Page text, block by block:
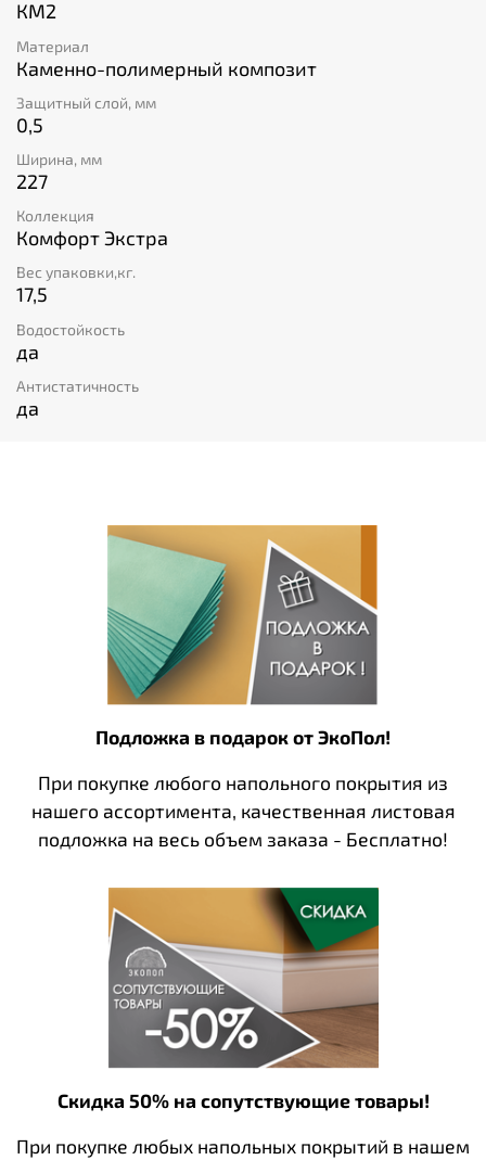
КМ2
Материал
Каменно-полимерный композит
Защитный слой, мм
0,5
Ширина, мм
227
Коллекция
Комфорт Экстра
Вес упаковки,кг.
17,5
Водостойкость
да
Антистатичность
да
Подложка в подарок от ЭкоПол!
При покупке любого напольного покрытия из
нашего ассортимента, качественная листовая
подложка на весь объем заказа - Бесплатно!
Скидка 50% на сопутствующие товары!
При покупке любых напольных покрытий в нашем